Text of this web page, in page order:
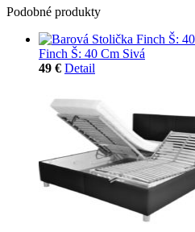
Podobné produkty
Finch Š: 40 Cm Sivá
49 € Detail